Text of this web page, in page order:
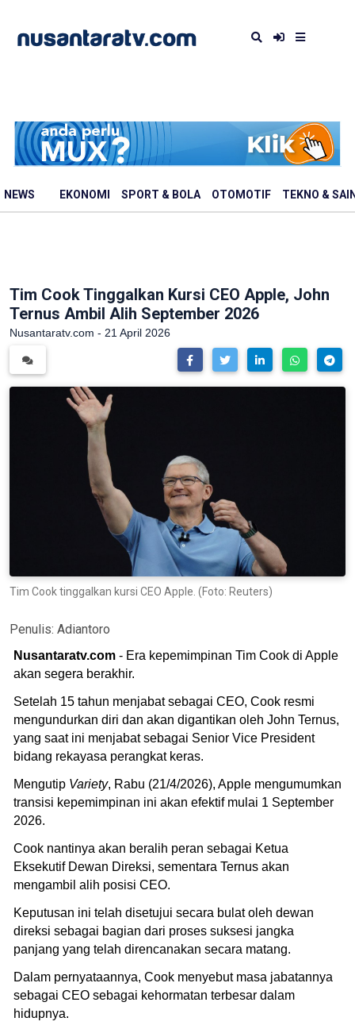
NEWS EKONOMI SPORT & BOLA OTOMOTIF TEKNO &
Tim Cook Tinggalkan Kursi CEO Apple, John
Ternus Ambil Alih September 2026
Nusantaratv.com - 21 April 2026
Tim Cook tinggalkan kursi CEO Apple. (Foto: Reuters)
Penulis: Adiantoro
Nusantaratv.com - Era kepemimpinan Tim Cook di Apple
akan segera berakhir.
Setelah 15 tahun menjabat sebagai CEO, Cook resmi
mengundurkan diri dan akan digantikan oleh John Ternus,
yang saat ini menjabat sebagai Senior Vice President
bidang rekayasa perangkat keras.
Mengutip Variety, Rabu (21/4/2026), Apple mengumumkan
transisi kepemimpinan ini akan efektif mulai 1 September
2026.
Cook nantinya akan beralih peran sebagai Ketua
Eksekutif Dewan Direksi, sementara Ternus akan
mengambil alih posisi CEO.
Keputusan ini telah disetujui secara bulat oleh dewan
direksi sebagai bagian dari proses suksesi jangka
panjang yang telah direncanakan secara matang.
Dalam pernyataannya, Cook menyebut masa jabatannya
sebagai CEO sebagai kehormatan terbesar dalam
hidupnya.